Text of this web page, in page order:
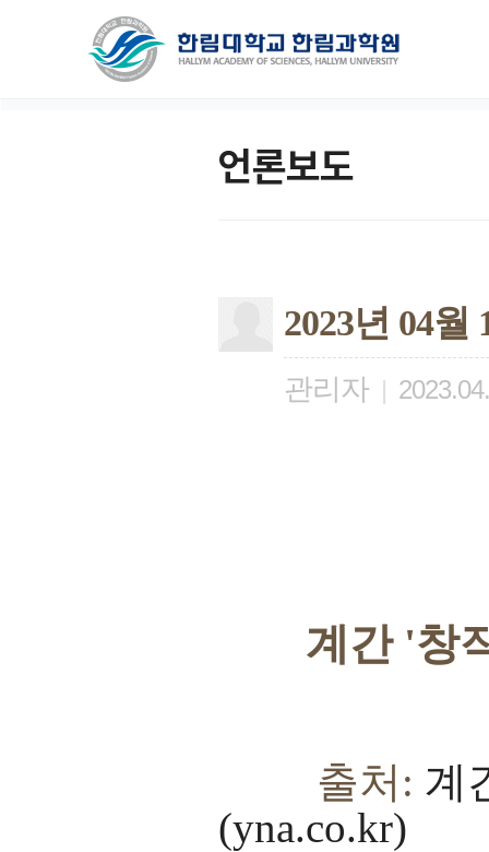
언론보도
2023년 04
관리자 |
계간 '창
출처: 계
(yna.co.kr)